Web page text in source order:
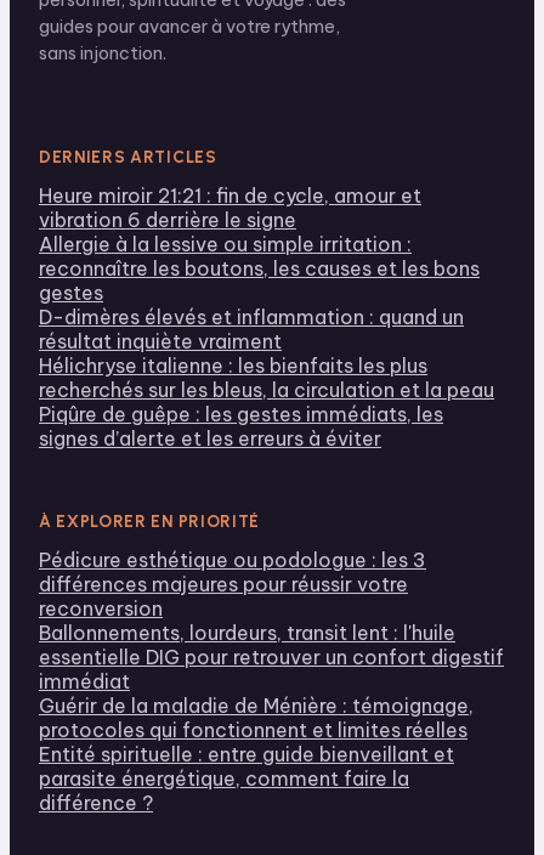
guides pour avancer à votre rythme,
sans injonction.
DERNIERS ARTICLES
Heure miroir 21:21 : fin de cycle, amour et
vibration 6 derrière le signe
Allergie à la lessive ou simple irritation :
reconnaître les boutons, les causes et les bons
gestes
D-dimères élevés et inflammation : quand un
résultat inquiète vraiment
Hélichryse italienne : les bienfaits les plus
recherchés sur les bleus, la circulation et la peau
Piqûre de guêpe : les gestes immédiats, les
signes d’alerte et les erreurs à éviter
À EXPLORER EN PRIORITÉ
Pédicure esthétique ou podologue : les 3
différences majeures pour réussir votre
reconversion
Ballonnements, lourdeurs, transit lent : l'huile
essentielle DIG pour retrouver un confort digestif
immédiat
Guérir de la maladie de Ménière : témoignage,
protocoles qui fonctionnent et limites réelles
Entité spirituelle : entre guide bienveillant et
parasite énergétique, comment faire la
différence ?